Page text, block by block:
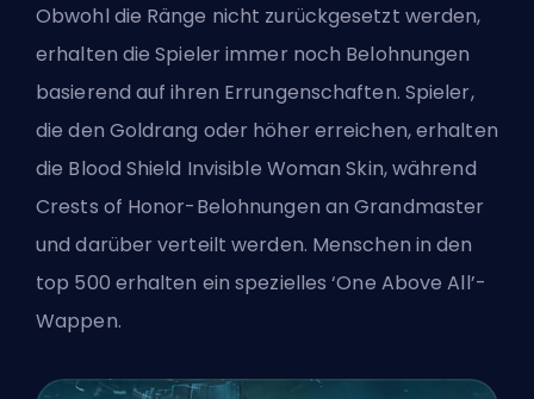
Obwohl die Ränge nicht zurückgesetzt werden,
erhalten die Spieler immer noch Belohnungen
basierend auf ihren Errungenschaften. Spieler,
die den Goldrang oder höher erreichen, erhalten
die Blood Shield Invisible Woman Skin, während
Crests of Honor-Belohnungen an Grandmaster
und darüber verteilt werden. Menschen in den
top 500 erhalten ein spezielles ‘One Above All’-
Wappen.